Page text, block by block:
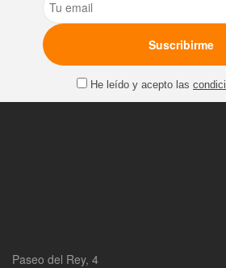
He leído y acepto las
Paseo del Rey, 4